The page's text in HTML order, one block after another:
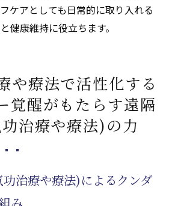
ケアとしても日常的に取り入れる
健康維持に役立ちます。
や療法で活性化する
覚醒がもたらす遠隔
治療や療法)の力
治療や療法)によるクンダ
み